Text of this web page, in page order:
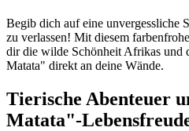
Begib dich auf eine unvergessliche
zu verlassen! Mit diesem
dir die wilde Schönheit Afrikas und
Matata" direkt an deine Wände.
Tierische Abenteuer
Matata"-